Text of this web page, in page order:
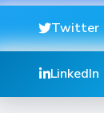
Twitter
LinkedIn